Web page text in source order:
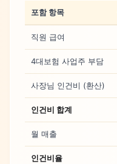
포함 항목
직원 급여
4대보험 사업주 부담
사장님 인건비 (환산)
인건비 합계
월 매출
인건비율